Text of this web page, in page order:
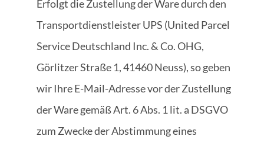
Erfolgt die Zustellung der Ware durch den
Transportdienstleister UPS (United Parcel
Service Deutschland Inc. & Co. OHG,
Görlitzer Straße 1, 41460 Neuss), so geben
wir Ihre E-Mail-Adresse vor der Zustellung
der Ware gemäß Art. 6 Abs. 1 lit. a DSGVO
zum Zwecke der Abstimmung eines